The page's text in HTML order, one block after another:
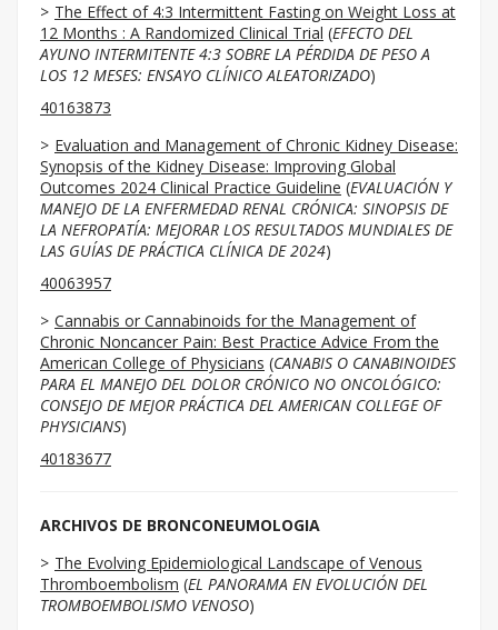
The Effect of 4:3 Intermittent Fasting on Weight Loss at
12 Months : A Randomized Clinical Trial (EFECTO DEL
AYUNO INTERMITENTE 4:3 SOBRE LA PÉRDIDA DE PESO A
LOS 12 MESES: ENSAYO CLÍNICO ALEATORIZADO)
40163873
Evaluation and Management of Chronic Kidney Disease:
Synopsis of the Kidney Disease: Improving Global
Outcomes 2024 Clinical Practice Guideline (EVALUACIÓN Y
MANEJO DE LA ENFERMEDAD RENAL CRÓNICA: SINOPSIS DE
LA NEFROPATÍA: MEJORAR LOS RESULTADOS MUNDIALES DE
LAS GUÍAS DE PRÁCTICA CLÍNICA DE 2024)
40063957
Cannabis or Cannabinoids for the Management of
Chronic Noncancer Pain: Best Practice Advice From the
American College of Physicians (CANABIS O CANABINOIDES
PARA EL MANEJO DEL DOLOR CRÓNICO NO ONCOLÓGICO:
CONSEJO DE MEJOR PRÁCTICA DEL AMERICAN COLLEGE OF
PHYSICIANS)
40183677
ARCHIVOS DE BRONCONEUMOLOGIA
The Evolving Epidemiological Landscape of Venous
Thromboembolism (EL PANORAMA EN EVOLUCIÓN DEL
TROMBOEMBOLISMO VENOSO)